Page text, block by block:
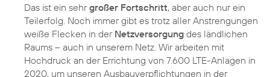
Das ist ein sehrgroßer Fortschritt, aber auch nur ein
Teilerfolg. Noch immer gibt es trotz aller Anstrengungen
weiße Flecken in der Netzversorgung des ländlichen
Raums – auch in unserem Netz. Wir arbeiten mit
Hochdruck an der Errichtung von 7.600 LTE-Anlagen in
2020, um unseren Ausbauverpflichtungen in der